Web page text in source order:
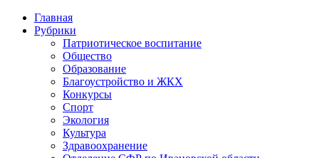
Главная
Рубрики
Патриотическое воспитание
Общество
Образование
Благоустройство и ЖКХ
Конкурсы
Спорт
Экология
Культура
Здравоохранение